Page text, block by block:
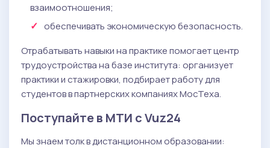
взаимоотношения;
обеспечивать экономическую безопасность.
Отрабатывать навыки на практике помогает центр
трудоустройства на базе института: организует
практики и стажировки, подбирает работу для
студентов в партнерских компаниях МосТеха.
Поступайте в МТИ с Vuz24
Мы знаем толк в дистанционном образовании: